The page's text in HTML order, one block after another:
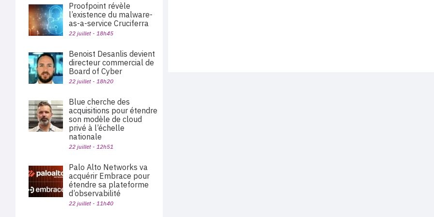
Proofpoint révèle
l’existence du malware-
as-a-service Cruciferra
22 juillet - 18h45
Benoist Desanlis devient
directeur commercial de
Board of Cyber
22 juillet - 18h20
Blue cherche des
acquisitions pour étendre
son modèle de cloud
privé à l’échelle
nationale
22 juillet - 12h51
Palo Alto Networks va
acquérir Embrace pour
étendre sa plateforme
d’observabilité
22 juillet - 11h40